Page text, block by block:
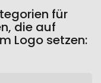
für
die auf
Logo setzen: